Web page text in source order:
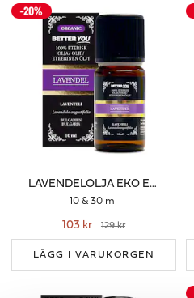
LAVENDELOLJA EKO ETERISK
10 & 30 ml
103 kr 129 kr
LÄGG I VARUKORGEN